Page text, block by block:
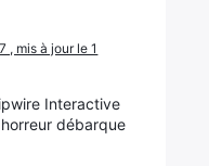
, mis à jour le 1
Interactive
débarque